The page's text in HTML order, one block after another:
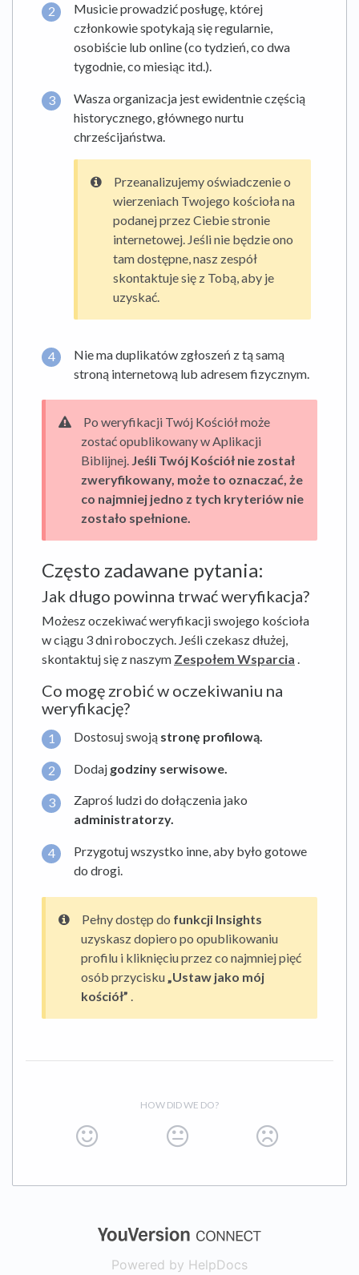
Musicie prowadzić posługę, której
członkowie spotykają się regularnie,
osobiście lub online (co tydzień, co dwa
tygodnie, co miesiąc itd.).
Wasza organizacja jest ewidentnie częścią
historycznego, głównego nurtu
chrześcijaństwa.
Przeanalizujemy oświadczenie o
wierzeniach Twojego kościoła na
podanej przez Ciebie stronie
internetowej. Jeśli nie będzie ono
tam dostępne, nasz zespół
skontaktuje się z Tobą, aby je
uzyskać.
Nie ma duplikatów zgłoszeń z tą samą
stroną internetową lub adresem fizycznym.
Po weryfikacji Twój Kościół może
zostać opublikowany w Aplikacji
Biblijnej. Jeśli Twój Kościół nie został
zweryfikowany, może to oznaczać, że
co najmniej jedno z tych kryteriów nie
zostało spełnione.
Często zadawane pytania:
Jak długo powinna trwać weryfikacja?
Możesz oczekiwać weryfikacji swojego kościoła
w ciągu 3 dni roboczych. Jeśli czekasz dłużej,
skontaktuj się z naszym Zespołem Wsparcia .
Co mogę zrobić w oczekiwaniu na
weryfikację?
Dostosuj swoją stronę profilową.
Dodaj godziny serwisowe.
Zaproś ludzi do dołączenia jako
administratorzy.
Przygotuj wszystko inne, aby było gotowe
do drogi.
Pełny dostęp do funkcji Insights
uzyskasz dopiero po opublikowaniu
profilu i kliknięciu przez co najmniej pięć
osób przycisku„Ustaw jako mój
kościół” .
HOW DID WE DO?
(opens in a
Powered by HelpDocs